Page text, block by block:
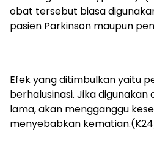
obat tersebut biasa
pasien Parkinson maupun
Efek yang ditimbulkan yaitu
berhalusinasi. Jika
lama, akan mengganggu
menyebabkan